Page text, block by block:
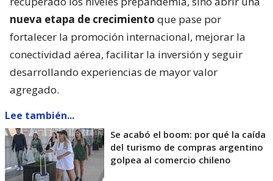
nueva etapa de crecimiento que pase por
fortalecer la promoción internacional, mejorar la
conectividad aérea, facilitar la inversión y seguir
desarrollando experiencias de mayor valor
agregado.
Lee también...
Se acabó el boom: por qué la caída
del turismo de compras argentino
golpea al comercio chileno